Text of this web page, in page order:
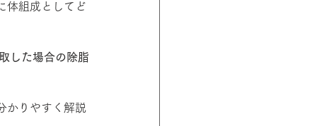
体組成としてど
した場合の除脂
かりやすく解説